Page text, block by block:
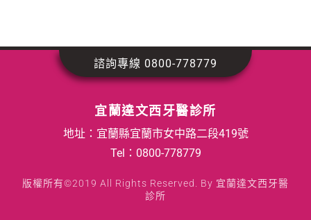
宜蘭達文西牙醫診所
地址：宜蘭縣宜蘭市女中路二段419號
Tel： 0800-778779
版權所有©2019 All Rights Reserved. By 宜蘭達文西牙醫
診所
諮詢專線 0800-778779